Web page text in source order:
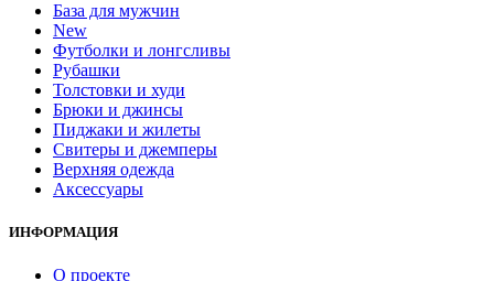
База для мужчин
New
Футболки и лонгсливы
Рубашки
Толстовки и худи
Брюки и джинсы
Пиджаки и жилеты
Свитеры и джемперы
Верхняя одежда
Аксессуары
ИНФОРМАЦИЯ
О проекте